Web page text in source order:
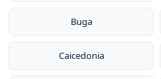
Buga
Caicedonia